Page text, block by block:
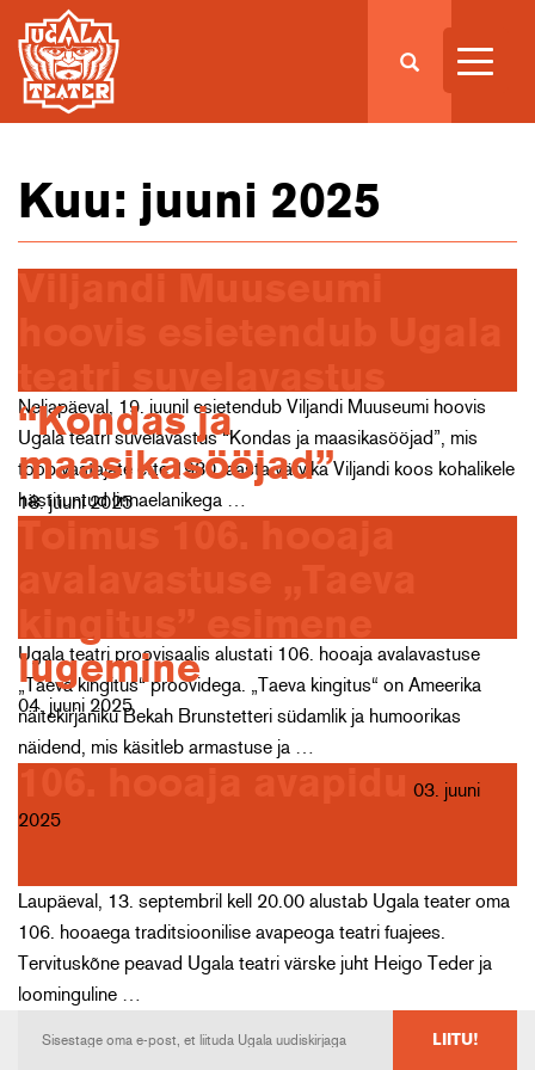
Kuu: juuni 2025
“Kondas ja
maasikasööjad”
18. juuni 2025
Neljapäeval, 19. juunil esietendub Viljandi Muuseumi hoovis
Ugala teatri suvelavastus “Kondas ja maasikasööjad”, mis
toob vaatajate ette 1980. aasta värvika Viljandi koos kohalikele
hästituntud linnaelanikega …
lugemine
04. juuni 2025
Ugala teatri proovisaalis alustati 106. hooaja avalavastuse
„Taeva kingitus“ proovidega. „Taeva kingitus“ on Ameerika
näitekirjaniku Bekah Brunstetteri südamlik ja humoorikas
näidend, mis käsitleb armastuse ja …
03. juuni
2025
Laupäeval, 13. septembril kell 20.00 alustab Ugala teater oma
106. hooaega traditsioonilise avapeoga teatri fuajees.
Tervituskõne peavad Ugala teatri värske juht Heigo Teder ja
loominguline …
LIITU!